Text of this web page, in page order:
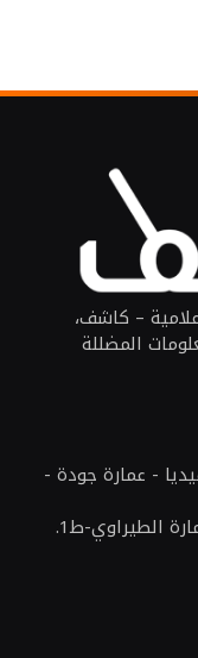
– كاشف،
المضللة
- عمارة جودة -
الطيراوي-ط1.